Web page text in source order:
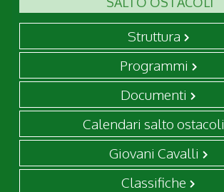
Struttura
Programmi
Documenti
Calendari salto ostacoli
Giovani Cavalli
Classifiche